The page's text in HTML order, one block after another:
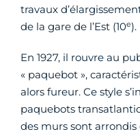
travaux
de la gare de l’Est (10e).
En 1927, il rouvre au
« paquebot »,
alors fureur. Ce style
paquebots
des murs sont